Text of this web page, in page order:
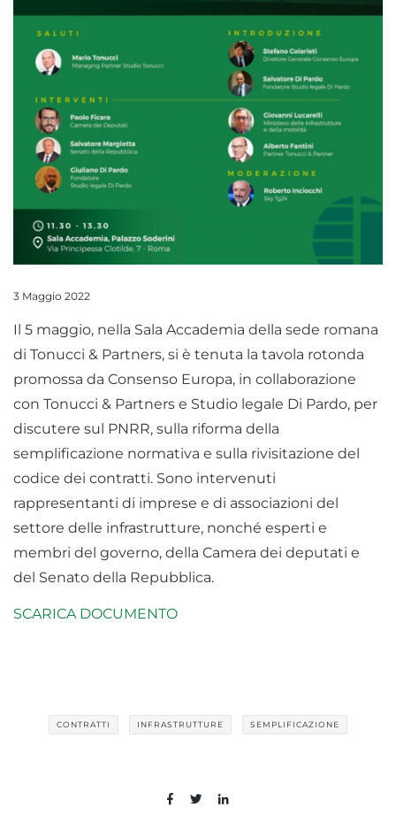
3 Maggio 2022
Il 5 maggio, nella Sala Accademia della sede romana
di Tonucci & Partners, si è tenuta la tavola rotonda
promossa da Consenso Europa, in collaborazione
con Tonucci & Partners e Studio legale Di Pardo, per
discutere sul PNRR, sulla riforma della
semplificazione normativa e sulla rivisitazione del
codice dei contratti. Sono intervenuti
rappresentanti di imprese e di associazioni del
settore delle infrastrutture, nonché esperti e
membri del governo, della Camera dei deputati e
del Senato della Repubblica.
SCARICA DOCUMENTO
CONTRATTI INFRASTRUTTURE SEMPLIFICAZIONE